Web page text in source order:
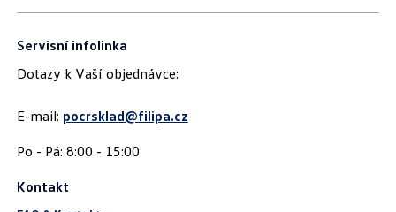
Servisní infolinka
Dotazy k Vaší objednávce:
E-mail: pocrsklad@filipa.cz
Kontakt